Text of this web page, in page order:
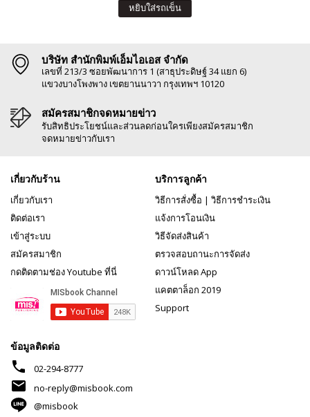
หยิบใส่รถเข็น
บริษัท สำนักพิมพ์เอ็มไอเอส จำกัด
เลขที่ 213/3 ซอยพัฒนาการ 1 (สาธุประดิษฐ์ 34 แยก 6)
แขวงบางโพงพาง เขตยานนาวา กรุงเทพฯ 10120
สมัครสมาชิกจดหมายข่าว
รับสิทธิประโยชน์และส่วนลดก่อนใครเพียงสมัครสมาชิก
จดหมายข่าวกับเรา
เกี่ยวกับร้าน
เกี่ยวกับเรา
ติดต่อเรา
เข้าสู่ระบบ
สมัครสมาชิก
กดติดตามช่อง Youtube ที่นี่
บริการลูกค้า
วิธีการสั่งซื้อ | วิธีการชำระเงิน
แจ้งการโอนเงิน
วิธีจัดส่งสินค้า
ตรวจสอบถานะการจัดส่ง
ดาวน์โหลด App
แคตตาล็อก 2019
Support
ข้อมูลติดต่อ
phone 02-294-8777
mail
no-reply@misbook.com
@misbook